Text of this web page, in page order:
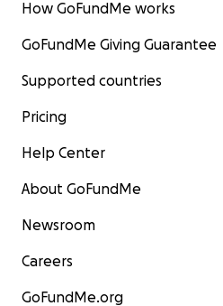
How GoFundMe works
GoFundMe Giving Guarantee
Supported countries
Pricing
Help Center
About GoFundMe
Newsroom
Careers
GoFundMe.org